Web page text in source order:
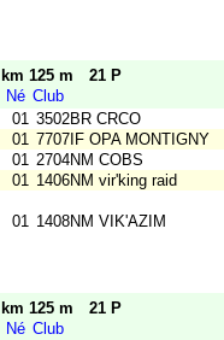
125 m
21 P
Né Club
01 3502BR CRCO
01 7707IF OPA MONTIGNY
01 2704NM COBS
01 1406NM vir'king raid
01 1408NM VIK'AZIM
125 m
21 P
Né Club